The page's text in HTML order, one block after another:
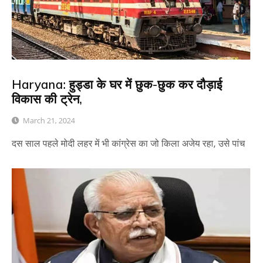
Haryana: हुड्डा के घर में छुक-छुक कर दौड़ाई
विकास की ट्रेन,
March 21, 2024
दस साल पहले मोदी लहर में भी कांग्रेस का जो किला अजेय रहा, उसे पांच